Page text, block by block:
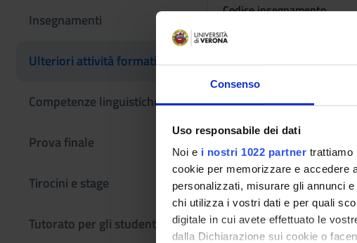
Consenso
Uso responsabile dei dati
Noi e i nostri 1022 partner trattiamo
cookie per memorizzare e accedere
personalizzati, misurare gli annunci
chi utilizza i vostri dati e per quali
digitale in cui avete effettuato le
dalla Dichiarazione sui cookie o
Insegnamenti
Ulteriori attività formative
Competenze linguistiche
Prova finale
Tirocini e stage
Tutorato per gli studenti
Codice insegnamento
4S009639
Lingua di erogazione
Periodo
Non ancora assegnato